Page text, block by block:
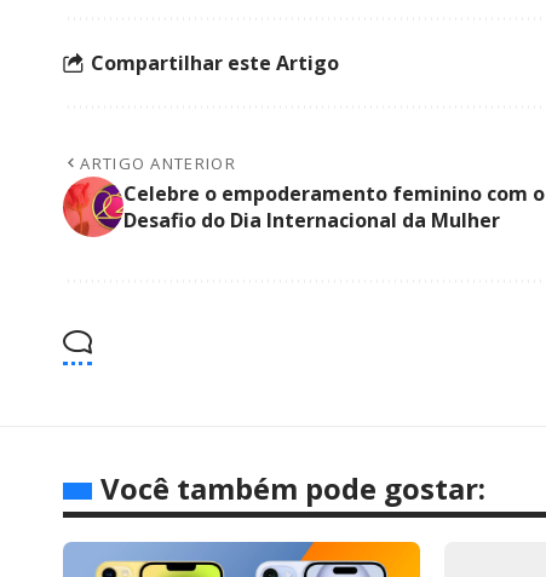
Compartilhar este Artigo
ARTIGO ANTERIOR
Celebre o empoderamento feminino com o
Desafio do Dia Internacional da Mulher
Você também pode gostar: